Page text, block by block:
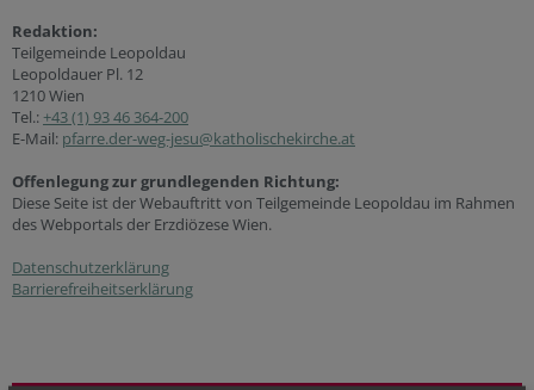
Redaktion:
Teilgemeinde Leopoldau
Leopoldauer Pl. 12
1210 Wien
Tel.: +43 (1) 93 46 364-200
E-Mail: pfarre.der-weg-jesu@katholischekirche.at
Offenlegung zur grundlegenden Richtung:
Diese Seite ist der Webauftritt von Teilgemeinde Leopoldau im Rahmen
des Webportals der Erzdiözese Wien.
Datenschutzerklärung
Barrierefreiheitserklärung